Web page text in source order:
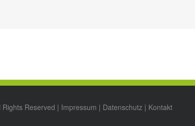
Reserved | Impressum | Datenschutz| Kontakt